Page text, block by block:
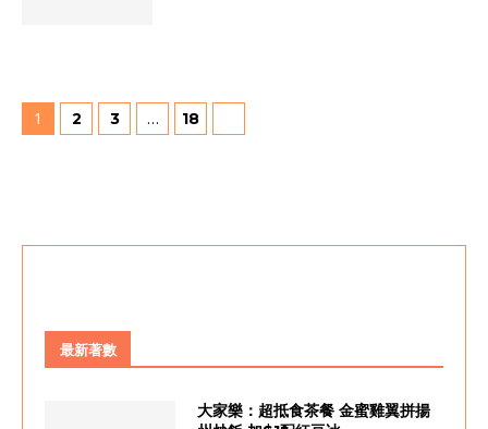
1 2 3 … 18
最新著數
大家樂：超抵食茶餐 金蜜雞翼拼揚